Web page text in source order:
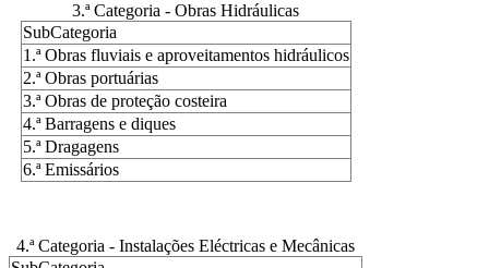
3.ª Categoria - Obras Hidráulicas
SubCategoria
1.ª Obras fluviais e aproveitamentos hidráulicos
2.ª Obras portuárias
3.ª Obras de proteção costeira
4.ª Barragens e diques
5.ª Dragagens
6.ª Emissários
4.ª Categoria - Instalações Eléctricas e Mecânicas